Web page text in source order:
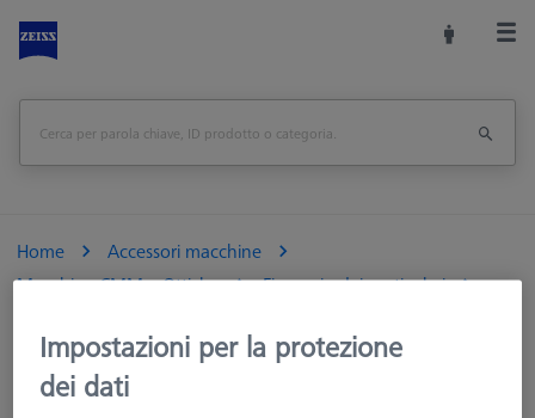
Home
Accessori macchine
Macchine CMM e Ottiche
Fissaggio dei particolari
Morsa per metrologia OmniFix, 80x210
Impostazioni per la protezione
dei dati